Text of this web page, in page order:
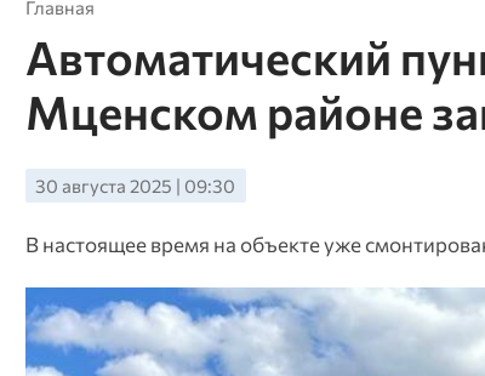
Главная
Автоматический
Мценском районе
30 августа 2025 | 09:30
В настоящее время на объекте уже